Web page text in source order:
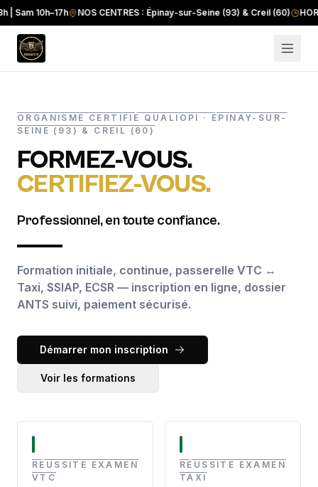
10h–17h NOS CENTRES : Épinay-sur-Seine (93) & Creil (60)
ORGANISME CERTIFIÉ QUALIOPI · ÉPINAY-SUR-
SEINE (93) & CREIL (60)
FORMEZ-VOUS.
CERTIFIEZ-VOUS.
Professionnel, en toute confiance.
Formation initiale, continue, passerelle VTC ↔
Taxi, SSIAP, ECSR — inscription en ligne, dossier
ANTS suivi, paiement sécurisé.
Démarrer mon inscription
Voir les formations
RÉUSSITE EXAMEN
VTC
RÉUSSITE EXAMEN
TAXI